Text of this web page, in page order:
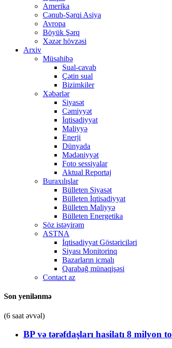
Amerika
Cənub-Şərqi Asiya
Avropa
Böyük Şərq
Xəzər hövzəsi
Arxiv
Müsahibə
Sual-cavab
Çətin sual
Bizimkiler
Xəbərlər
Siyasət
Cəmiyyət
İqtisadiyyat
Maliyyə
Enerji
Dünyada
Mədəniyyət
Foto sessiyalar
Aktual Reportaj
Buraxılışlar
Bülleten Siyasət
Bülleten İqtisadiyyat
Bülleten Maliyyə
Bülleten Energetika
Söz istəyirəm
ASTNA
İqtisadiyyat Göstəriciləri
Siyası Monitorinq
Bazarların icmalı
Qarabağ münaqişəsi
Contact az
Son yenilənmə
(6 saat əvvəl)
BP və tərəfdaşları hasilatı 8 milyon